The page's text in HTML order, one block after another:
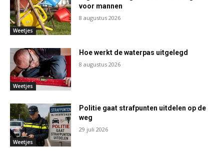
Weetjes
voor mannen
8 augustus 2026
Weetjes
Hoe werkt de waterpas uitgelegd
8 augustus 2026
Weetjes
Politie gaat strafpunten uitdelen op de
weg
29 juli 2026